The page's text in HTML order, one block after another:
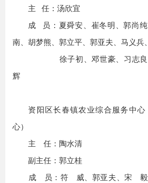
主 任：汤欣宜
成 员：夏舜安、崔冬明、郭尚
南、胡梦熊、郭立平、郭亚夫、马义兵、
徐子初、邓世豪、习志良
辉
资阳区长春镇农业综合服务中
心）
主 任：陶水清
副主任：郭立桂
成 员：符 威、郭亚夫、宋 毅